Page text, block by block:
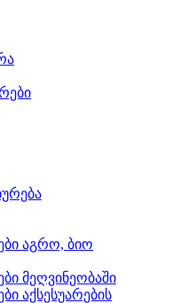
აგრო, ბიო
მეღვინეობაში
აქსესუარების